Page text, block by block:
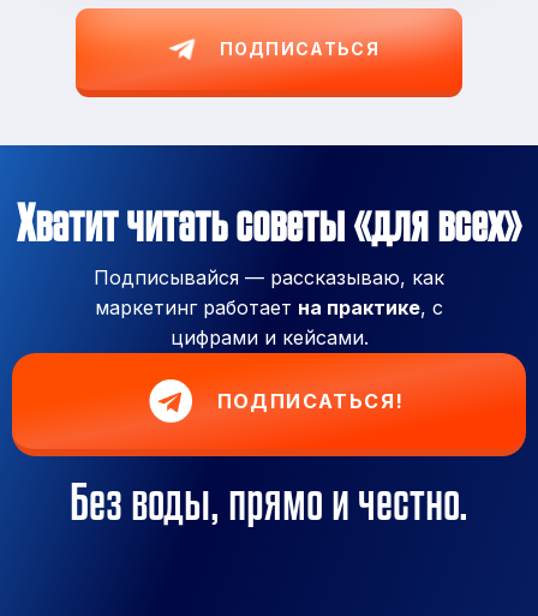
ПОДПИСАТЬСЯ
Хватит читать советы «для всех»
Подписывайся — рассказываю, как
маркетинг работает на практике, с
цифрами и кейсами.
ПОДПИСАТЬСЯ!
Без воды, прямо и честно.